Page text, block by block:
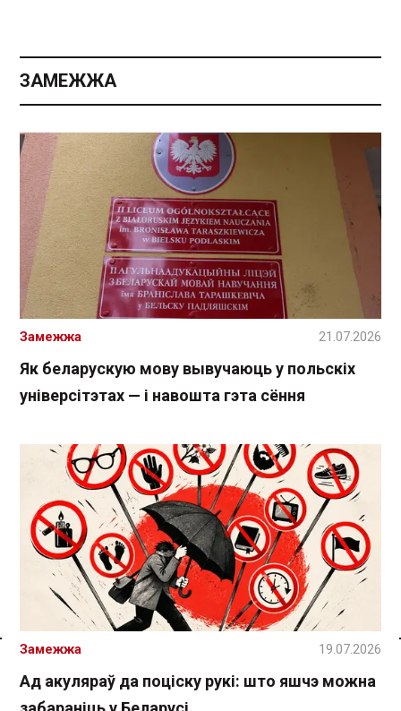
Спасылка без VPN
ЗАМЕЖЖА
Як беларускую мову вывучаюць у польскіх
універсітэтах — і навошта гэта сёння
Замежжа 21.07.2026
Ад акуляраў да поціску рукі: што яшчэ можна
Замежжа 19.07.2026